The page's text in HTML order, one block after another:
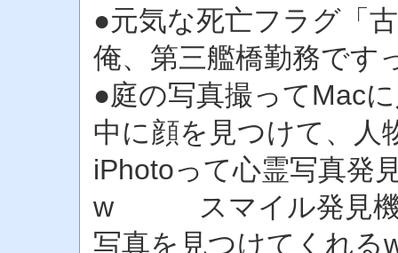
●元気な死亡フラグ「
俺、第三艦橋勤務です
●庭の写真撮ってMac
中に顔を見つけて、人
iPhotoって心霊写真発
w スマイル発見機
写真を見つけてくれる